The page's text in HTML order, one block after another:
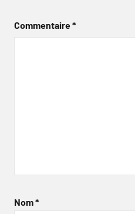
Commentaire*
Nom*